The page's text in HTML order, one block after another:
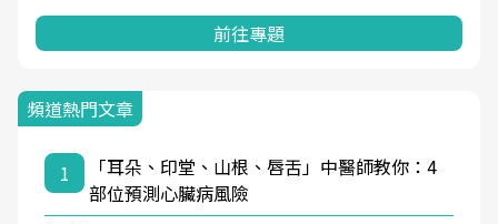
前往專題
頻道熱門文章
1
「耳朵、印堂、山根、唇舌」中醫師教你：4
部位預測心臟病風險